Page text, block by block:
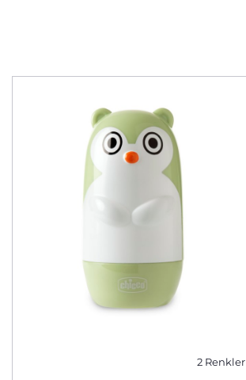
2 Renkler